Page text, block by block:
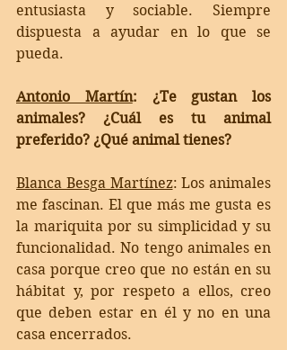
entusiasta y sociable. Siempre
dispuesta a ayudar en lo que se
pueda.
Antonio Martín: ¿Te gustan los
animales? ¿Cuál es tu animal
preferido? ¿Qué animal tienes?
Blanca Besga Martínez: Los animales
me fascinan. El que más me gusta es
la mariquita por su simplicidad y su
funcionalidad. No tengo animales en
casa porque creo que no están en su
hábitat y, por respeto a ellos, creo
que deben estar en él y no en una
casa encerrados.